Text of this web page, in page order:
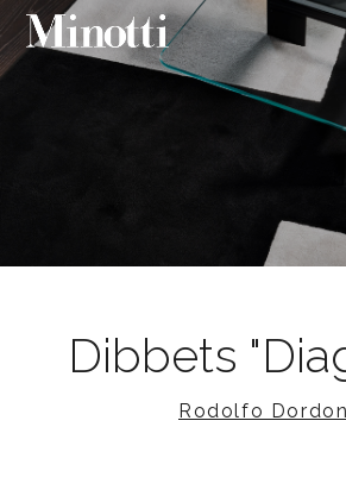
Dibbets
Rodolfo